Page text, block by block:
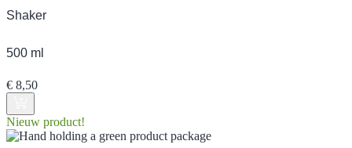
Shaker
500 ml
€ 8,50
Nieuw product!